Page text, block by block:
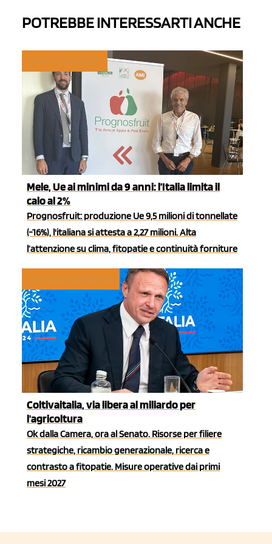
POTREBBE INTERESSARTI ANCHE
Mele, Ue ai minimi da 9 anni: l’Italia limita il
calo al 2%
Prognosfruit: produzione Ue 9,5 milioni di tonnellate
(-16%), l'italiana si attesta a 2,27 milioni. Alta
l’attenzione su clima, fitopatie e continuità forniture
Coltivaitalia, via libera al miliardo per
l'agricoltura
Ok dalla Camera, ora al Senato. Risorse per filiere
strategiche, ricambio generazionale, ricerca e
contrasto a fitopatie. Misure operative dai primi
mesi 2027